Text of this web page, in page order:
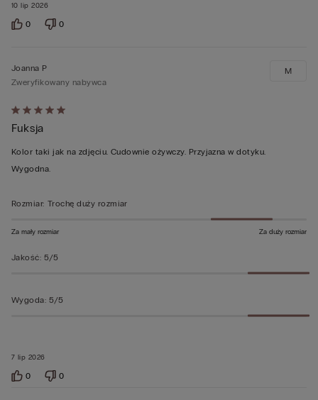
10 lip 2026
0 0
Ocena
5
z
5
7 lip 2026
Joanna P
Zweryfikowany nabywca
Fuksja
Kolor taki jak na zdjęciu. Cudownie ożywczy. Przyjazna w dotyku.
Wygodna.
M
Rozmiar: Trochę duży rozmiar
Za mały rozmiar Za duży rozmiar
Jakość: 5/5
Wygoda: 5/5
0 0